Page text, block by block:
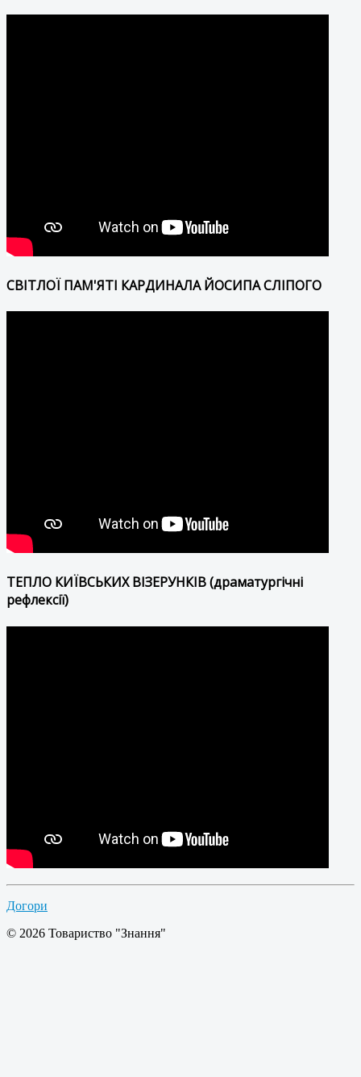
СВІТЛОЇ ПАМ'ЯТІ КАРДИНАЛА ЙОСИПА СЛІПОГО
ТЕПЛО КИЇВСЬКИХ ВІЗЕРУНКІВ (драматургічні
рефлексії)
Догори
© 2026 Товариство "Знання"